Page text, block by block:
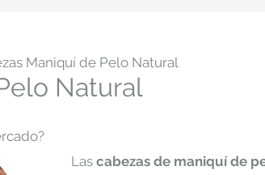
Maniquí de Pelo Natural
Natural
Las cabezas de maniquí de